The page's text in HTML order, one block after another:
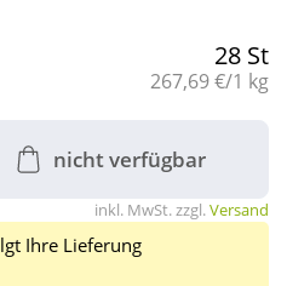
28 St
Grundpreis:
267,69 €/1 kg
nicht verfügbar
inkl. MwSt. zzgl.Versand
Ihre Lieferung